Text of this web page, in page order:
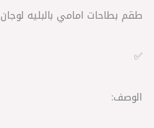
طقم بطاحات امامي بالبليه لوجان
✅
الوصف: